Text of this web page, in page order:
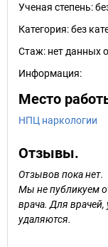
Ученая степень:
Категория:без
Стаж: нет данных
Информация:
Место
НПЦ наркологии
Отзывы.
Отзывов пока нет.
Мы не публикуем
врача. Для
удаляются.